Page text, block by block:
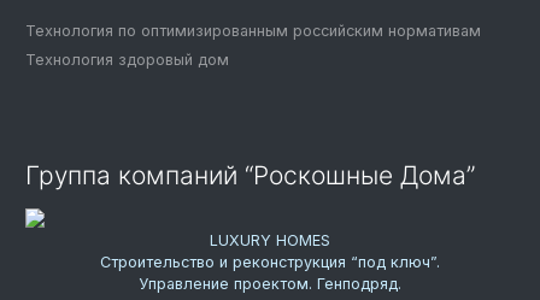
Технология по оптимизированным российским нормативам
Технология здоровый дом
Группа компаний “Роскошные Дома”
LUXURY HOMES
Строительство и реконструкция “под ключ”.
Управление проектом. Генподряд.